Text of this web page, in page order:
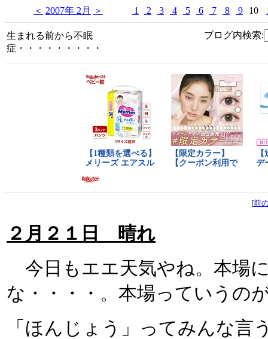
＜ 2007年 2月 ＞ 1 2 3 4 5 6 7 8 9 10
生まれる前から不眠
症・・・・・・・・・
ブログ内検索:
[前
２月２１日 晴れ
今日もエエ天気やね。本場
な・・・・。本場っていうの
「ほんじょう」ってみんな